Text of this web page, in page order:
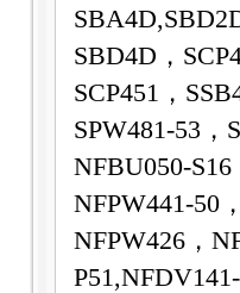
SBD4D，
SCP451，
SPW481-53
NFBU050-
NFPW441-50
NFPW426，